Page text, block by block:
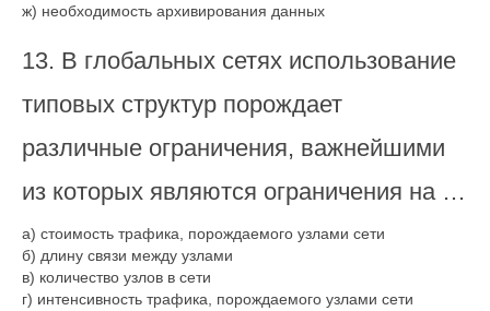
ж) необходимость архивирования данных
13. В глобальных сетях использование
типовых структур порождает
различные ограничения, важнейшими
из которых являются ограничения на …
а) стоимость трафика, порождаемого узлами сети
б) длину связи между узлами
в) количество узлов в сети
г) интенсивность трафика, порождаемого узлами сети